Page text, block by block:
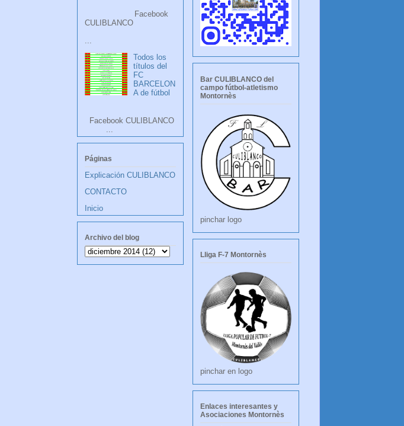
Facebook
CULIBLANCO
Todos los
títulos del
FC
BARCELON
A de fútbol
Facebook CULIBLANCO
...
Páginas
Explicación CULIBLANCO
CONTACTO
Inicio
Archivo del blog
Bar CULIBLANCO del
campo fútbol-atletismo
Montornès
pinchar logo
Lliga F-7 Montornès
pinchar en logo
Enlaces interesantes y
Asociaciones Montornès